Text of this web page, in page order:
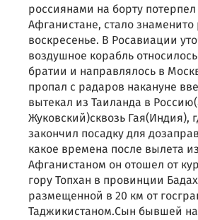
россиянами на борту
Афганистане, стало знаменито
воскресенье. В Росавиации
воздушное корабль
братии и направлялось в
пропал с радаров накануне
вытекал из Таиланда в
Жуковский)сквозь Гая(Индия),
закончил посадку для
какое времена после вылета
Афганистаном он отошел от
гору Топхан в провинции
размещенной в 20 км от
Таджикистаном.Сын бывшей